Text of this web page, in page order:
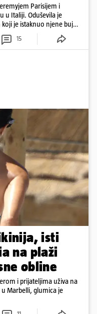
Parisijem i
u Italiji. Oduševila je
je istaknuo njene bujne
15
isti
na plaži
obline
i prijateljima uživa na
Marbelli, glumica je